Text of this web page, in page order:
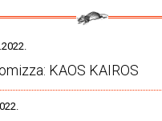
KAOS KAIROS